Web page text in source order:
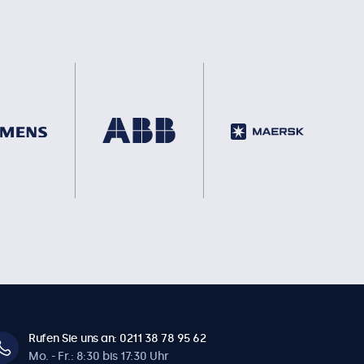
Rufen Sie uns an: 0211 38 78 95 62
Mo. - Fr.: 8:30 bis 17:30 Uhr